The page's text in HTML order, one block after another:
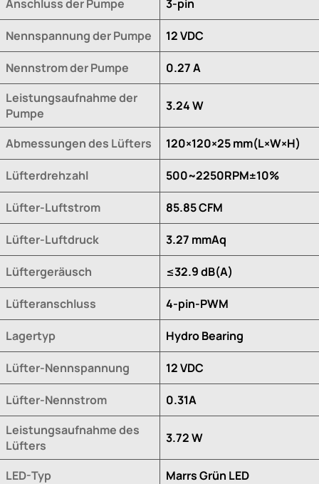
Anschluss der Pumpe 3-pin
Nennspannung der Pumpe 12 VDC
Nennstrom der Pumpe
0.27 A
Leistungsaufnahme der
Pumpe
3.24 W
Abmessungen des Lüfters 120×120×25 mm(L×W×H)
Lüfterdrehzahl 500~2250RPM±10%
Lüfter-Luftstrom 85.85 CFM
Lüfter-Luftdruck 3.27 mmAq
Lüftergeräusch ≤32.9 dB(A)
Lüfteranschluss 4-pin-PWM
Lagertyp Hydro Bearing
Lüfter-Nennspannung 12 VDC
Lüfter-Nennstrom
0.31A
Leistungsaufnahme des
Lüfters
3.72 W
LED-Typ Marrs Grün LED